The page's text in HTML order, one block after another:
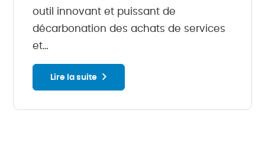
outil innovant et puissant de
décarbonation des achats de services
et…
Lire la suite